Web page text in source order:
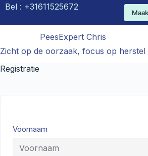
Bel : +31611525672
PeesExpert Chris
Zicht op de oorzaak, focus op herstel
Registratie
Voornaam